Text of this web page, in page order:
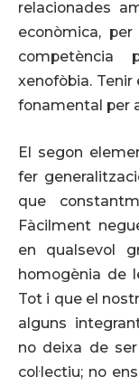
relacionades
econòmica,
competència
xenofòbia.
fonamental per
El segon
fer
que
Fàcilment
en qualsevol
homogènia de
Tot i que el
alguns
no deixa de
col·lectiu; no